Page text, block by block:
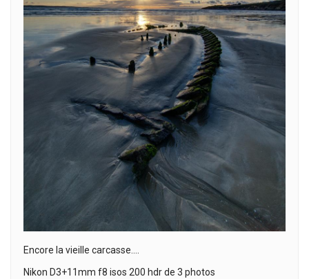
Encore la vieille carcasse….
Nikon D3+11mm f8 isos 200 hdr de 3 photos